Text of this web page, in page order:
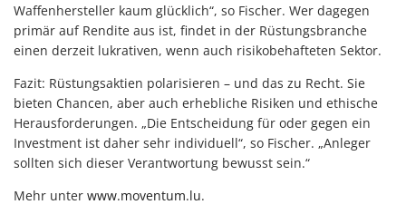
Waffenhersteller kaum glücklich“, so Fischer. Wer dagegen
primär auf Rendite aus ist, findet in der Rüstungsbranche
einen derzeit lukrativen, wenn auch risikobehafteten Sektor.
Fazit: Rüstungsaktien polarisieren – und das zu Recht. Sie
bieten Chancen, aber auch erhebliche Risiken und ethische
Herausforderungen. „Die Entscheidung für oder gegen ein
Investment ist daher sehr individuell“, so Fischer. „Anleger
sollten sich dieser Verantwortung bewusst sein.“
Mehr unter www.moventum.lu.